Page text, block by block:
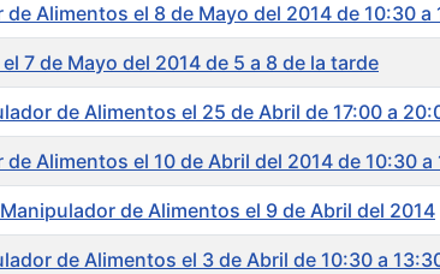
Alimentos el 8 de Mayo del 2014 de 10:30 a
7 de Mayo del 2014 de 5 a 8 de la tarde
de Alimentos el 25 de Abril de 17:00 a
Alimentos el 10 de Abril del 2014 de 10:30 a
de Alimentos el 9 de Abril del 2014
de Alimentos el 3 de Abril de 10:30 a